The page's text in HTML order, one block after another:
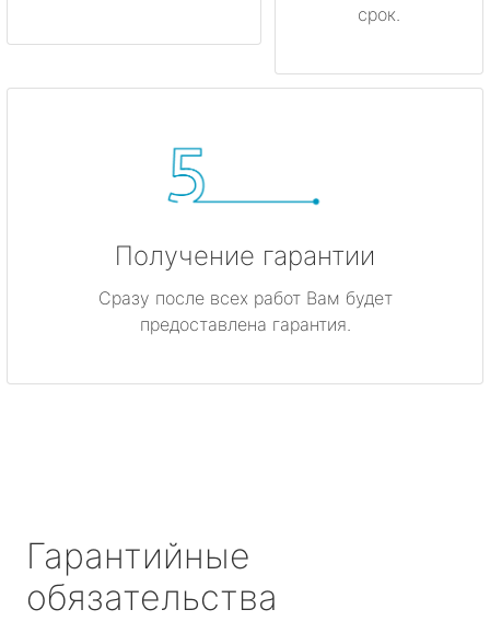
срок.
Получение гарантии
Сразу после всех работ Вам будет
предоставлена гарантия.
Гарантийные
обязательства